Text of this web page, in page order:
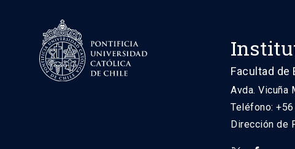
Facultad de
Avda. Vicuña
Teléfono:
Dirección de